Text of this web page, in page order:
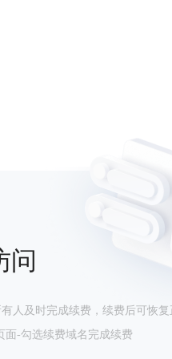
问
人及时完成续费，续费后可恢复
面-勾选续费域名完成续费